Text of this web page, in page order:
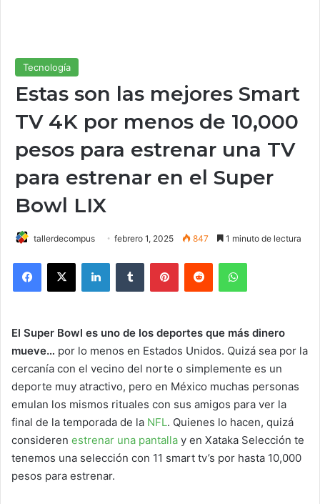
Tecnología
Estas son las mejores Smart
TV 4K por menos de 10,000
pesos para estrenar una TV
para estrenar en el Super
Bowl LIX
tallerdecompus febrero 1, 2025 847 1 minuto de lectura
El Super Bowl es uno de los deportes que más dinero
mueve… por lo menos en Estados Unidos. Quizá sea por la
cercanía con el vecino del norte o simplemente es un
deporte muy atractivo, pero en México muchas personas
emulan los mismos rituales con sus amigos para ver la
final de la temporada de la NFL. Quienes lo hacen, quizá
consideren estrenar una pantalla y en Xataka Selección te
tenemos una selección con 11 smart tv’s por hasta 10,000
pesos para estrenar.